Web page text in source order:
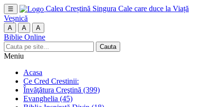
☰ Calea Creștină Singura Cale care duce la Viață
Veșnică
A A A
Biblie Online
Cauta
Meniu
Acasa
Ce Cred Crestinii:
Învăţătura Creştină (399)
Evanghelia (45)